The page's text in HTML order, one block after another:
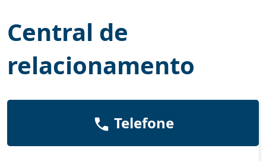
Central de
relacionamento
Telefone